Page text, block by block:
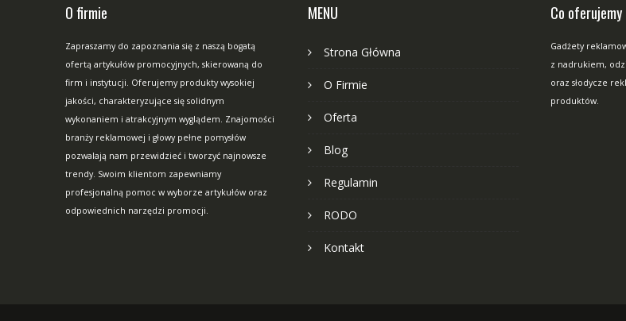
O firmie
Zapraszamy do zapoznania się z naszą bogatą
ofertą artykułów promocyjnych, skierowaną do
firm i instytucji. Oferujemy produkty wysokiej
jakości, charakteryzujące się solidnym
wykonaniem i atrakcyjnym wyglądem. Znajomości
branży reklamowej i głowy pełne pomysłów
pozwalają nam przewidzieć i tworzyć najnowsze
trendy. Swoim klientom zapewniamy
profesjonalną pomoc w wyborze artykułów oraz
odpowiednich narzędzi promocji.
MENU
Strona Główna
O Firmie
Oferta
Blog
Regulamin
RODO
Kontakt
Co oferujemy
Gadżety
z nadrukiem,
oraz słodycze
produktów.